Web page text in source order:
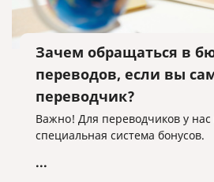
Зачем обращаться в
переводов, если вы
переводчик?
Важно! Для переводчиков у нас
специальная система бонусов.
...